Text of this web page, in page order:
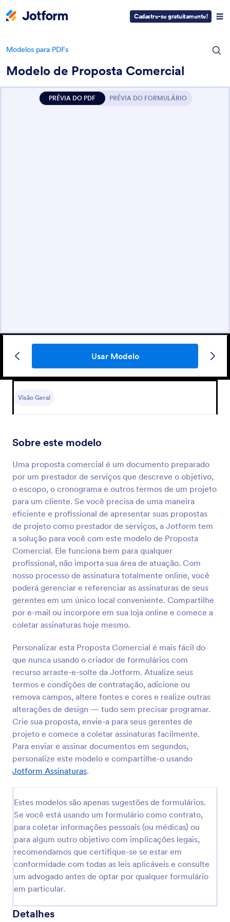
Cadastre-se gratuitamente!
Modelos para PDFs
Modelo de Proposta Comercial
PRÉVIA DO PDF PRÉVIA DO FORMULÁRIO
Usar Modelo
Visão Geral
Sobre este modelo
Uma proposta comercial é um documento preparado
por um prestador de serviços que descreve o objetivo,
o escopo, o cronograma e outros termos de um projeto
para um cliente. Se você precisa de uma maneira
eficiente e profissional de apresentar suas propostas
de projeto como prestador de serviços, a Jotform tem
a solução para você com este modelo de Proposta
Comercial. Ele funciona bem para qualquer
profissional, não importa sua área de atuação. Com
nosso processo de assinatura totalmente online, você
poderá gerenciar e referenciar as assinaturas de seus
gerentes em um único local conveniente. Compartilhe
por e-mail ou incorpore em sua loja online e comece a
coletar assinaturas hoje mesmo.
Personalizar esta Proposta Comercial é mais fácil do
que nunca usando o criador de formulários com
recurso arraste-e-solte da Jotform. Atualize seus
termos e condições de contratação, adicione ou
remova campos, altere fontes e cores e realize outras
alterações de design — tudo sem precisar programar.
Crie sua proposta, envie-a para seus gerentes de
projeto e comece a coletar assinaturas facilmente.
Para enviar e assinar documentos em segundos,
personalize este modelo e compartilhe-o usando
Jotform Assinaturas.
Estes modelos são apenas sugestões de formulários.
Se você está usando um formulário como contrato,
para coletar informações pessoais (ou médicas) ou
para algum outro objetivo com implicações legais,
recomendamos que certifique-se se estar em
conformidade com todas as leis aplicáveis e consulte
um advogado antes de optar por qualquer formulário
em particular.
Detalhes